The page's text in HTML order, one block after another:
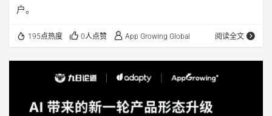
户。
195点热度 0人点赞 App Growing Global 阅读全文